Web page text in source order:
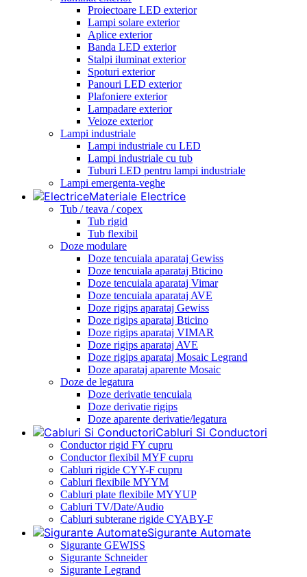
Proiectoare LED exterior
Lampi solare exterior
Aplice exterior
Banda LED exterior
Stalpi iluminat exterior
Spoturi exterior
Panouri LED exterior
Plafoniere exterior
Lampadare exterior
Veioze exterior
Lampi industriale
Lampi industriale cu LED
Lampi industriale cu tub
Tuburi LED pentru lampi industriale
Lampi emergenta-veghe
Materiale Electrice
Tub / teava / copex
Tub rigid
Tub flexibil
Doze modulare
Doze tencuiala aparataj Gewiss
Doze tencuiala aparataj Bticino
Doze tencuiala aparataj Vimar
Doze tencuiala aparataj AVE
Doze rigips aparataj Gewiss
Doze rigips aparataj Bticino
Doze rigips aparataj VIMAR
Doze rigips aparataj AVE
Doze rigips aparataj Mosaic Legrand
Doze aparataj aparente Mosaic
Doze de legatura
Doze derivatie tencuiala
Doze derivatie rigips
Doze aparente derivatie/legatura
Cabluri Si Conductori
Conductor rigid FY cupru
Conductor flexibil MYF cupru
Cabluri rigide CYY-F cupru
Cabluri flexibile MYYM
Cabluri plate flexibile MYYUP
Cabluri TV/Date/Audio
Cabluri subterane rigide CYABY-F
Sigurante Automate
Sigurante GEWISS
Sigurante Schneider
Sigurante Legrand